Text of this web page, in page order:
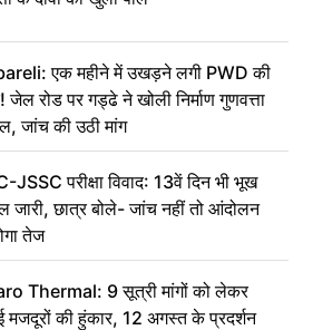
एक महीने में उखड़ने लगी PWD की
रोड पर गड्ढे ने खोली निर्माण गुणवत्ता
जांच की उठी मांग
JSSC परीक्षा विवाद: 13वें दिन भी भूख
जारी, छात्र बोले- जांच नहीं तो आंदोलन
तेज
Thermal: 9 सूत्री मांगों को लेकर
मजदूरों की हुंकार, 12 अगस्त के प्रदर्शन